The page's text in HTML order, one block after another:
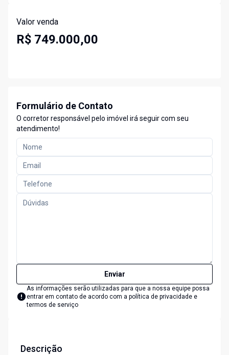
Valor venda
R$ 749.000,00
Formulário de Contato
O corretor responsável pelo imóvel irá seguir com seu
atendimento!
Enviar
As informações serão utilizadas para que a nossa equipe possa
entrar em contato de acordo com a política de privacidade e
termos de serviço
Descrição